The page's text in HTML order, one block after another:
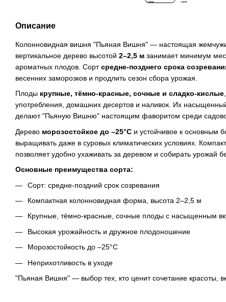
Описание
Колонновидная вишня "Пьяная Вишня" — настоящая
вертикальное дерево высотой 2–2,5 м занимает минимум
ароматных плодов. Сортсредне-позднего срока
весенних заморозков и продлить сезон сбора урожая.
Плоды крупные, тёмно-красные, сочные и сладко-кислые
употребления, домашних десертов и наливок. Их
делают "Пьяную Вишню" настоящим фаворитом среди
Дерево морозостойкое до –25°С и устойчивое к основным
выращивать даже в суровых климатических условиях.
позволяет удобно ухаживать за деревом и собирать урожай
Основные преимущества сорта:
Сорт: средне-поздний срок созревания
Компактная колонновидная форма, высота 2–2,5 м
Крупные, тёмно-красные, сочные плоды с насыщенным
Высокая урожайность и дружное плодоношение
Морозостойкость до –25°С
Неприхотливость в уходе
"Пьяная Вишня" — выбор тех, кто ценит сочетание красоты,